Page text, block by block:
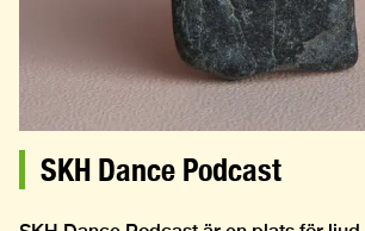
SKH Dance Podcast